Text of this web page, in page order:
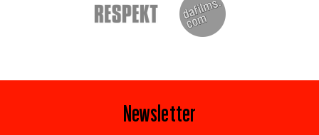
Newsletter